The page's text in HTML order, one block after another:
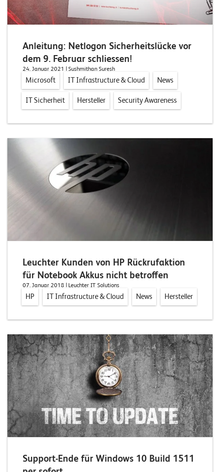
V
E
R
©
2
2
2
e
u
I
S
o
o
n
s
Anleitung: Netlogon Sicherheitslücke vor
dem 9. Februar schliessen!
24. Januar 2021 | Sushmithan Suresh
Microsoft IT Infrastructure & Cloud News
IT Sicherheit Hersteller Security Awareness
Leuchter Kunden von HP Rückrufaktion
für Notebook Akkus nicht betroffen
07. Januar 2018 | Leuchter IT Solutions
HP IT Infrastructure & Cloud News Hersteller
Support-Ende für Windows 10 Build 1511